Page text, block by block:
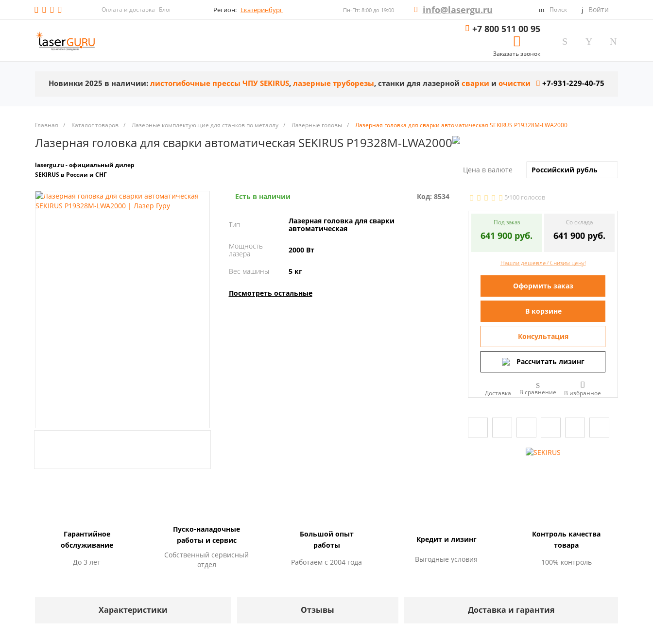
Оплата и доставка Блог Регион: Екатеринбург Пн-Пт: 8:00 до 19:00 info@lasergu.ru Поиск Войти
+7 800 511 00 95
Заказать звонок
Новинки 2025 в наличии: листогибочные прессы ЧПУ SEKIRUS, лазерные труборезы, станки для лазерной сварки и очистки +7-931-229-40-75
Главная / Каталог товаров / Лазерные комплектующие для станков по металлу / Лазерные головы / Лазерная головка для сварки автоматическая SEKIRUS P19328M-LWA2000
Лазерная головка для сварки автоматическая SEKIRUS P19328M-LWA2000
Цена в валюте
lasergu.ru - официальный дилер
SEKIRUS в России и СНГ
Есть в наличии Код: 8534
Тип
Лазерная головка для сварки
автоматическая
Мощность
лазера
2000 Вт
Вес машины 5 кг
Посмотреть остальные
5 100 голосов
Под заказ
641 900 руб.
Со склада
641 900 руб.
Нашли дешевле? Снизим цену!
Оформить заказ
В корзине
Консультация
Рассчитать лизинг
Доставка В сравнение
Гарантийное
обслуживание
До 3 лет
Пуско-наладочные
работы и сервис
Собственный сервисный
отдел
Большой опыт
работы
Работаем с 2004 года
Кредит и лизинг
Выгодные условия
Контроль качества
товара
100% контроль
Характеристики Отзывы Доставка и гарантия